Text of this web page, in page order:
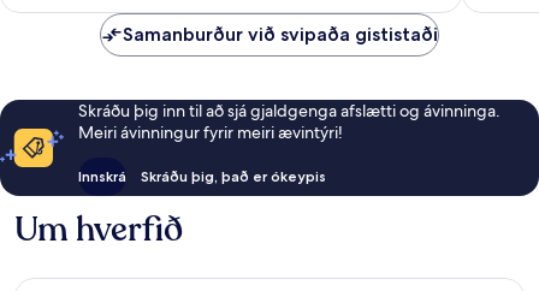
Samanburður við svipaða gististaði
Skráðu þig inn til að sjá gjaldgenga afslætti og ávinninga.
Meiri ávinningur fyrir meiri ævintýri!
Innskrá Skráðu þig, það er ókeypis
Um hverfið